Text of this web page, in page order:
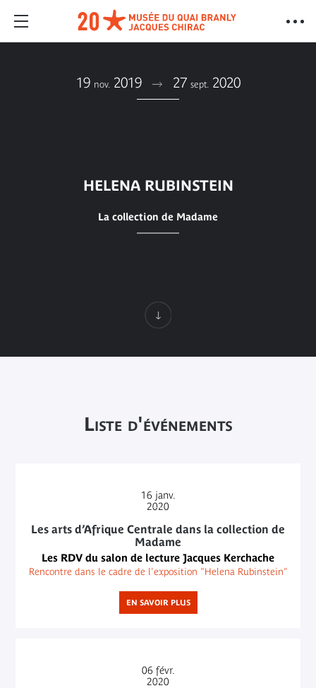
19 nov. 2019 27 sept. 2020
HELENA RUBINSTEIN
La collection de Madame
Liste d'événements
16 janv.
2020
Les arts d’Afrique Centrale dans la collection de
Madame
Les RDV du salon de lecture Jacques Kerchache
Rencontre dans le cadre de l'exposition "Helena Rubinstein"
EN SAVOIR PLUS
06 févr.
2020